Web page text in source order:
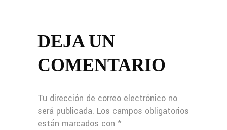
DEJA UN
COMENTARIO
Tu dirección de correo electrónico no
será publicada. Los campos obligatorios
están marcados con *